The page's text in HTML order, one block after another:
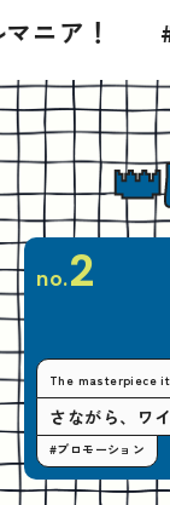
2026年8月
no.2
The masterpiece
さながら、ワ
#プロモーション